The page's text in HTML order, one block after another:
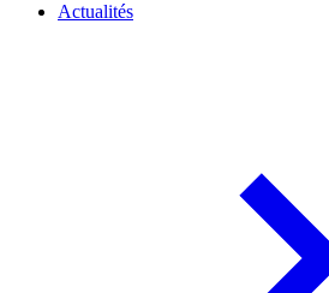
Actualités